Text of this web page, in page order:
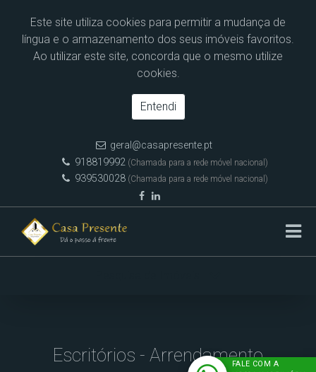
Este site utiliza cookies para permitir a mudança de
língua e o armazenamento dos seus imóveis favoritos.
Ao utilizar este site, concorda que o mesmo utilize
cookies.
Entendi
geral@casapresente.pt
918819992 (Chamada para a rede móvel nacional)
939530028 (Chamada para a rede móvel nacional)
Escritórios - Arrendamento
FALE COM A